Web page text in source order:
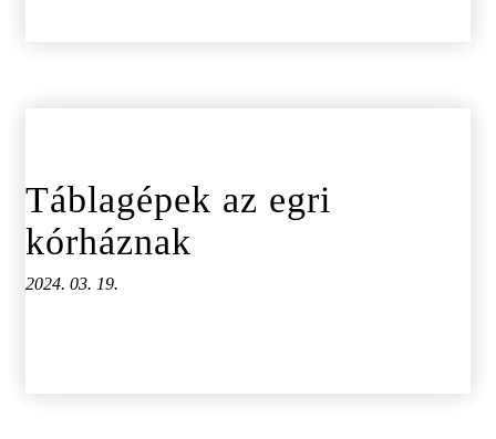
Táblagépek az egri
kórháznak
2024. 03. 19.